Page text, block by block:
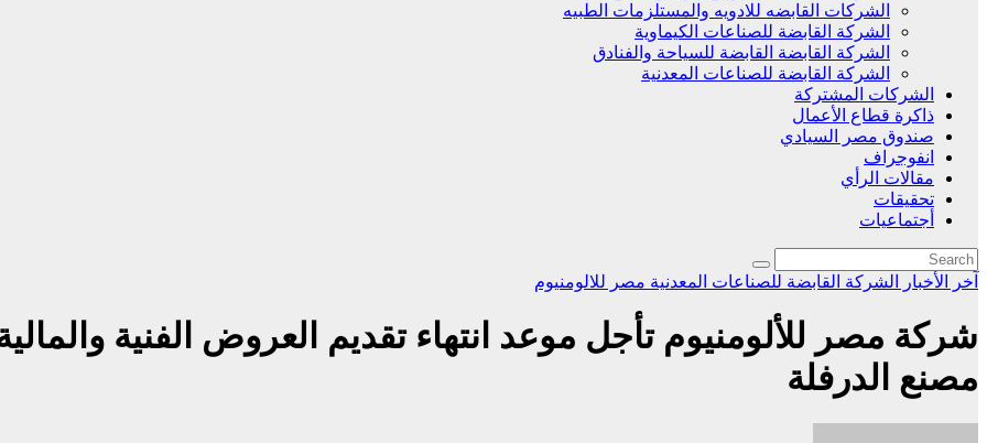
الشركات القابضه للادويه والمستلزمات الطبيه
الشركة القابضة للصناعات الكيماوية
الشركة القابضة القابضة للسياحة والفنادق
الشركة القابضة للصناعات المعدنية
الشركات المشتركة
ذاكرة قطاع الأعمال
صندوق مصر السيادي
انفوجراف
مقالات الرأي
تحقيقات
أجتماعيات
آخر الأخبار الشركة القابضة للصناعات المعدنية مصر للالومنيوم
شركة مصر للألومنيوم تأجل موعد انتهاء تقديم العروض الفنية
مصنع الدرفلة